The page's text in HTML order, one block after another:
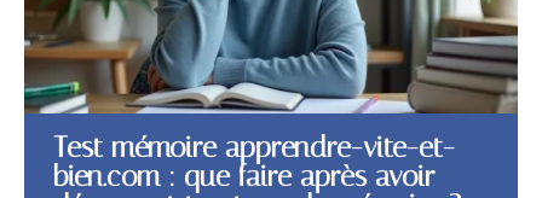
Test mémoire apprendre-vite-et-
bien.com : que faire après avoir